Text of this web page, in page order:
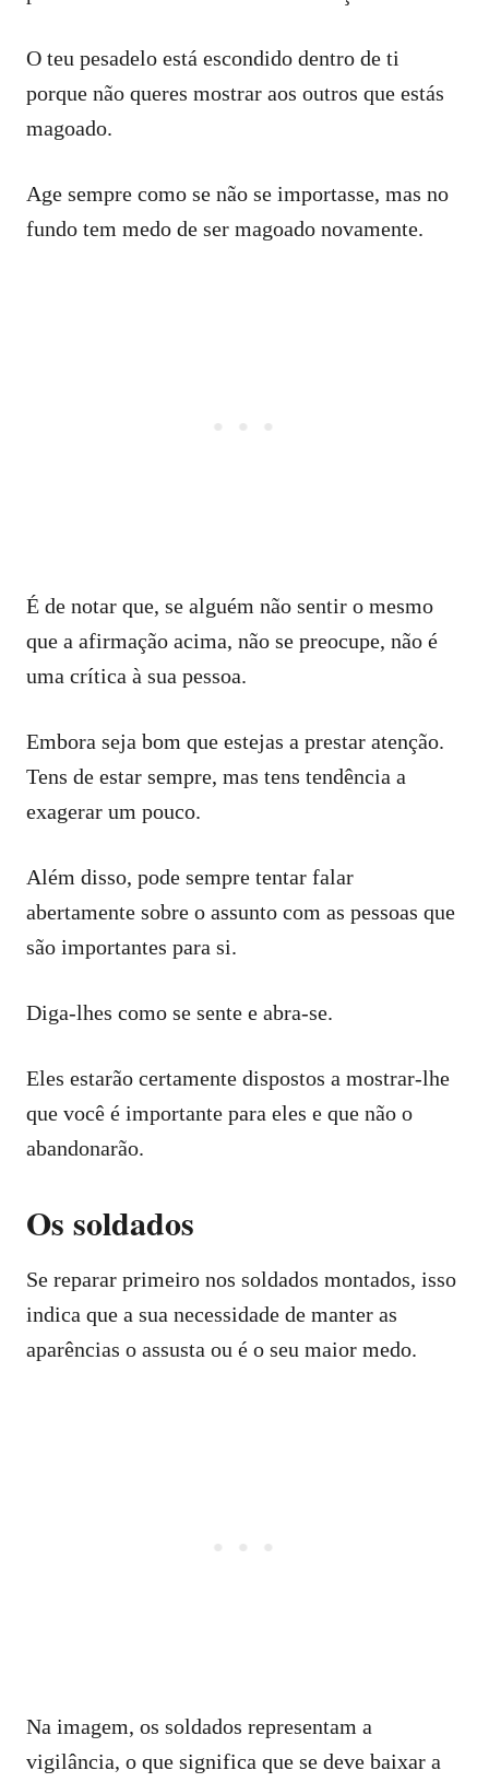
O teu pesadelo está escondido dentro de ti
porque não queres mostrar aos outros que estás
magoado.
Age sempre como se não se importasse, mas no
fundo tem medo de ser magoado novamente.
É de notar que, se alguém não sentir o mesmo
que a afirmação acima, não se preocupe, não é
uma crítica à sua pessoa.
Embora seja bom que estejas a prestar atenção.
Tens de estar sempre, mas tens tendência a
exagerar um pouco.
Além disso, pode sempre tentar falar
abertamente sobre o assunto com as pessoas que
são importantes para si.
Diga-lhes como se sente e abra-se.
Eles estarão certamente dispostos a mostrar-lhe
que você é importante para eles e que não o
abandonarão.
Os soldados
Se reparar primeiro nos soldados montados, isso
indica que a sua necessidade de manter as
aparências o assusta ou é o seu maior medo.
Na imagem, os soldados representam a
vigilância, o que significa que se deve baixar a